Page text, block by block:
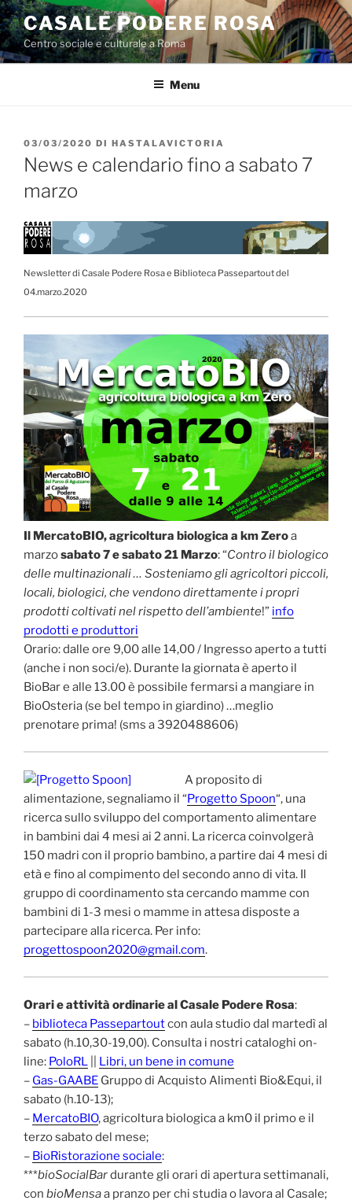
Salta
al
contenuto
CASALE PODERE ROSA
Centro sociale e culturale a Roma
Menu
PUBBLICATO
IL
03/03/2020 DI HASTALAVICTORIA
News e calendario fino a sabato 7
marzo
Newsletter di Casale Podere Rosa e Biblioteca Passepartout del
04.marzo.2020
Il MercatoBIO, agricoltura biologica a km Zeroa
marzosabato 7 e sabato 21 Marzo: “Contro il biologico
delle multinazionali … Sosteniamo gli agricoltori piccoli,
locali, biologici, che vendono direttamente i propri
prodotti coltivati nel rispetto dell’ambiente!” info
prodotti e produttori
Orario: dalle ore 9,00 alle 14,00 / Ingresso aperto a tutti
(anche i non soci/e). Durante la giornata è aperto il
BioBar e alle 13.00 è possibile fermarsi a mangiare in
BioOsteria (se bel tempo in giardino) …meglio
prenotare prima! (sms a 3920488606)
A proposito di
alimentazione, segnaliamo il “Progetto Spoon“, una
ricerca sullo sviluppo del comportamento alimentare
in bambini dai 4 mesi ai 2 anni. La ricerca coinvolgerà
150 madri con il proprio bambino, a partire dai 4 mesi di
età e fino al compimento del secondo anno di vita. Il
gruppo di coordinamento sta cercando mamme con
bambini di 1-3 mesi o mamme in attesa disposte a
partecipare alla ricerca. Per info:
progettospoon2020@gmail.com.
Orari e attività ordinarie al Casale Podere Rosa:
– biblioteca Passepartoutcon aula studio dal martedì al
sabato (h.10,30-19,00). Consulta i nostri cataloghi on-
line: PoloRL
Libri, un bene in comune
– Gas-GAABE Gruppo di Acquisto Alimenti Bio&Equi, il
sabato (h.10-13);
– MercatoBIO, agricoltura biologica a km0 il primo e il
terzo sabato del mese;
– BioRistorazione sociale:
***bioSocialBardurante gli orari di apertura settimanali,
con bioMensaa pranzo per chi studia o lavora al Casale;